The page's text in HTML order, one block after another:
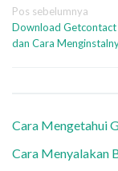
Navigasi
pos
Pos sebelumnya
Download Getcontact
dan Cara
Cara Mengetahui
Cara Menyalakan